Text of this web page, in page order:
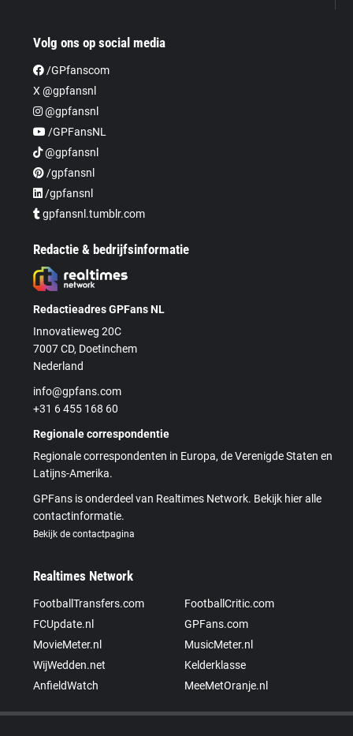
Volg ons op social media
/GPfanscom
X @gpfansnl
@gpfansnl
/GPFansNL
@gpfansnl
/gpfansnl
/gpfansnl
gpfansnl.tumblr.com
Redactie & bedrijfsinformatie
Redactieadres GPFans NL
Innovatieweg 20C
7007 CD, Doetinchem
Nederland
info@gpfans.com
+31 6 455 168 60
Regionale correspondentie
Regionale correspondenten in Europa, de Verenigde Staten en
Latijns-Amerika.
GPFans is onderdeel van Realtimes Network. Bekijk hier alle
contactinformatie.
Bekijk de contactpagina
Realtimes Network
FootballTransfers.com
FootballCritic.com
FCUpdate.nl
GPFans.com
MovieMeter.nl
MusicMeter.nl
WijWedden.net
Kelderklasse
AnfieldWatch
MeeMetOranje.nl